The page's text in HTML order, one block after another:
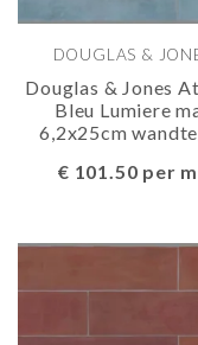
DOUGLAS &
Douglas & Jones
Bleu Lumiere
6,2x25cm
€ 101.50 per m